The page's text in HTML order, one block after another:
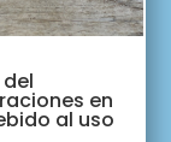
en
al uso